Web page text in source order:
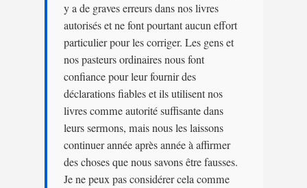
y a de graves erreurs dans nos livres
autorisés et ne font pourtant aucun effort
particulier pour les corriger. Les gens et
nos pasteurs ordinaires nous font
confiance pour leur fournir des
déclarations fiables et ils utilisent nos
livres comme autorité suffisante dans
leurs sermons, mais nous les laissons
continuer année après année à affirmer
des choses que nous savons être fausses.
Je ne peux pas considérer cela comme